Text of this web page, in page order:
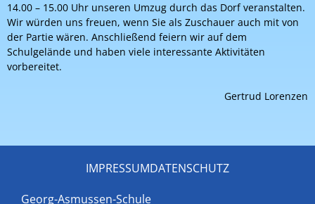
14.00 – 15.00 Uhr unseren Umzug durch das Dorf veranstalten.
Wir würden uns freuen, wenn Sie als Zuschauer auch mit von
der Partie wären. Anschließend feiern wir auf dem
Schulgelände und haben viele interessante Aktivitäten
vorbereitet.
Gertrud Lorenzen
Georg-Asmussen-Schule
IMPRESSUMDATENSCHUTZ